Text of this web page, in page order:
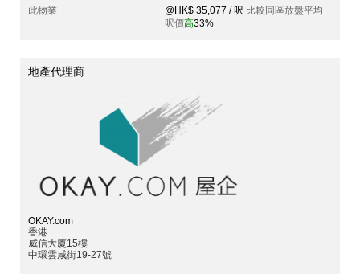
此物業
@HK$ 35,077 / 呎 比較同區放盤平均
呎價高33%
地產代理商
OKAY.com
香港
威信大廈15樓
中環雲咸街19-27號